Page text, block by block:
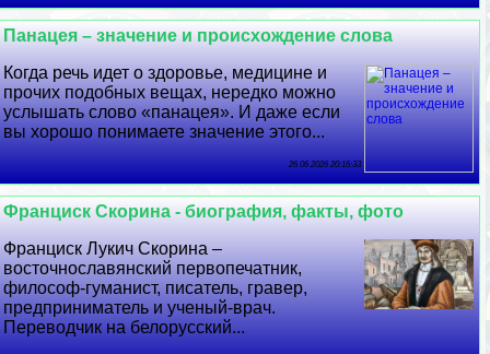
Панацея – значение и происхождение слова
Когда речь идет о здоровье, медицине и
прочих подобных вещах, нередко можно
услышать слово «панацея». И даже если
вы хорошо понимаете значение этого...
26 06 2026 20:16:33
Франциск Скорина - биография, факты, фото
Франциск Лукич Скорина –
восточнославянский первопечатник,
философ-гуманист, писатель, гравер,
предприниматель и ученый-врач.
Переводчик на белорусский...